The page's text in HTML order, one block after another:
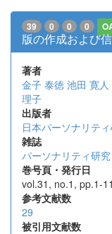
39 0 0 0
版の作成および
著者
金子 泰徳 池田 寛人
理子
出版者
日本パーソナリテ
雑誌
パーソナリティ研究
巻号頁・発行日
vol.31, no.1, pp.1-
参考文献数
29
被引用文献数